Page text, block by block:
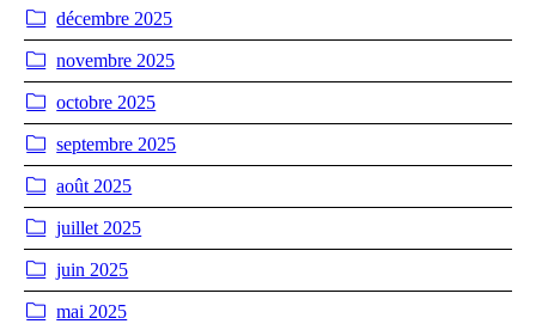
décembre 2025
novembre 2025
octobre 2025
septembre 2025
août 2025
juillet 2025
juin 2025
mai 2025